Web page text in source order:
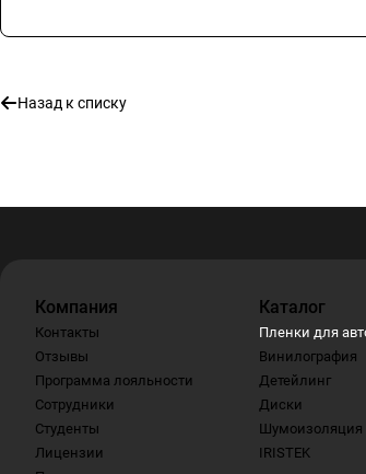
Назад к списку
Компания
Контакты
Отзывы
Программа лояльности
Сотрудники
Студенты
Лицензии
Каталог
Пленки для
Винилография
Детейлинг
Диски
Шумоизоляция
IRISTEK